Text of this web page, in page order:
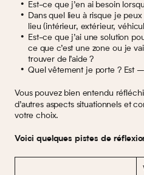
Est-ce que j’en ai besoin
Dans quel lieu à risque je
lieu (intérieur, extérieur,
Est-ce que j’ai une solution
ce que c’est une zone ou je
trouver de l’aide ?
Quel vêtement je porte ? Est
Vous pouvez bien entendu
d’autres aspects situationnels et
votre choix.
Voici quelques pistes de